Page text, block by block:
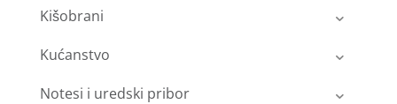
Kišobrani
Kućanstvo
Notesi i uredski pribor